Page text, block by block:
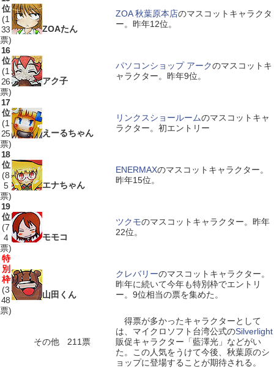
位
(1
33
票)
ZOAたん
ZOA 秋葉原本店のマスコットキャラクタ
ー。昨年12位。
16
位
(1
26
票)
アク子
パソコンショップ アークのマスコットキ
ャラクター。昨年9位。
17
位
(1
25
票)
えーるちゃん
リンクスショールームのマスコットキャ
ラクター。初エントリー
18
位
(8
5
票)
エナちゃん
ENERMAXのマスコットキャラクター。
昨年15位。
19
位
(7
4
票)
モモコ
ツクモのマスコットキャラクター。昨年
22位。
特
別
枠
(3
48
票)
山田くん
クレバリーのマスコットキャラクター。
昨年に続いて今年も特別枠でエントリ
ー。9位相当の票を集めた。
その他 211票
得票が多かったキャラクターとして
は、マイクロソフト台湾公式のSilverlight
販促キャラクター「藍澤光」などがい
た。この人気をうけて今後、秋葉原のシ
ョップに登場することが期待される。